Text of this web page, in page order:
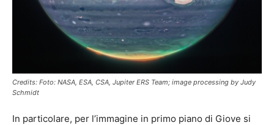
Credits: Foto: NASA, ESA, CSA, Jupiter ERS Team; image processing by Judy
Schmidt
In particolare, per l’immagine in primo piano di Giove si